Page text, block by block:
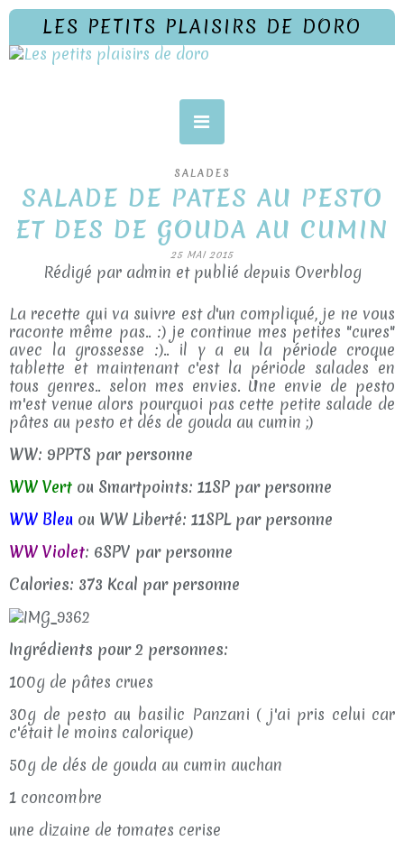
LES PETITS PLAISIRS DE DORO
SALADES
SALADE DE PATES AU PESTO
ET DES DE GOUDA AU CUMIN
25 MAI 2015
Rédigé par admin et publié depuis Overblog
La recette qui va suivre est d'un compliqué, je ne vous
raconte même pas.. :) je continue mes petites "cures"
avec la grossesse :).. il y a eu la période croque
tablette et maintenant c'est la période salades en
tous genres.. selon mes envies. Une envie de pesto
m'est venue alors pourquoi pas cette petite salade de
pâtes au pesto et dés de gouda au cumin ;)
WW: 9PPTS par personne
WW Vert ou Smartpoints: 11SP par personne
WW Bleu ou WW Liberté: 11SPL par personne
WW Violet: 6SPV par personne
Calories: 373 Kcal par personne
Ingrédients pour 2 personnes:
100g de pâtes crues
30g de pesto au basilic Panzani ( j'ai pris celui car
c'était le moins calorique)
50g de dés de gouda au cumin auchan
1 concombre
une dizaine de tomates cerise